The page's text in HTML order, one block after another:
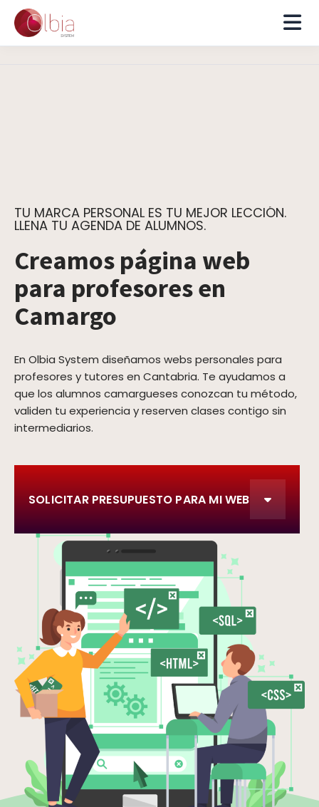
TU MARCA PERSONAL ES TU MEJOR LECCIÓN.
LLENA TU AGENDA DE ALUMNOS.
Creamos página web
para profesores en
Camargo
En Olbia System diseñamos webs personales para
profesores y tutores en Cantabria. Te ayudamos a
que los alumnos camargueses conozcan tu método,
validen tu experiencia y reserven clases contigo sin
intermediarios.
SOLICITAR PRESUPUESTO PARA MI WEB